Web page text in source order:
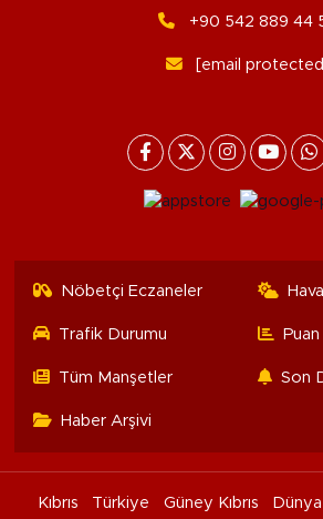
+90 542 889 44
[email
Nöbetçi Eczaneler
Trafik Durumu
Tüm Manşetler Son
Haber Arşivi
Kıbrıs Türkiye Güney Kıbrıs Dünya